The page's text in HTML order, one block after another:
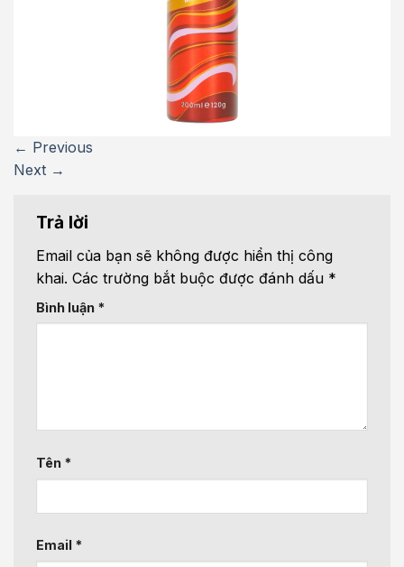
← Previous
Next →
Trả lời
Email của bạn sẽ không được hiển thị công
khai. Các trường bắt buộc được đánh dấu *
Bình luận *
Tên *
Email *